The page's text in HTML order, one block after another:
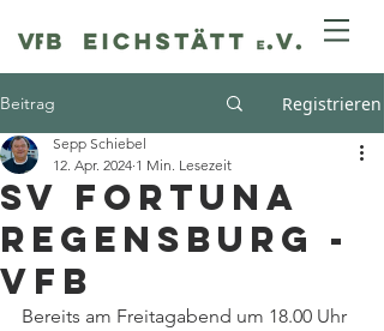
Beitrag Registrieren
SV Fortuna
Regensburg -
VfB
Sepp Schiebel
12. Apr. 2024 1 Min. Lesezeit
Bereits am Freitagabend um 18.00 Uhr